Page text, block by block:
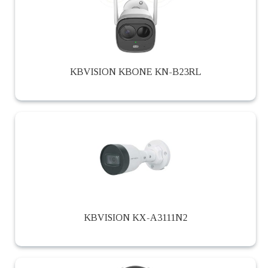
KBVISION KBONE KN-B23RL
KBVISION KX-A3111N2